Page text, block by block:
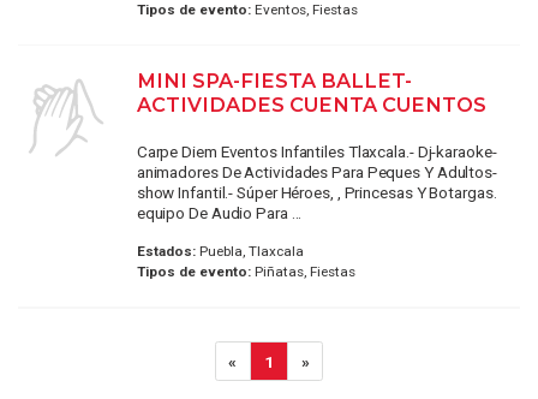
Tipos de evento:Eventos, Fiestas
MINI SPA-FIESTA BALLET-
ACTIVIDADES CUENTA CUENTOS
Carpe Diem Eventos Infantiles Tlaxcala.- Dj-karaoke-
animadores De Actividades Para Peques Y Adultos-
show Infantil.- Súper Héroes, , Princesas Y Botargas.
equipo De Audio Para ...
Estados:Puebla, Tlaxcala
Tipos de evento:Piñatas, Fiestas
« 1 »